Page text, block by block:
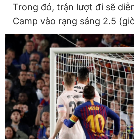
Trong đó, trận lượt đi sẽ
Camp vào rạng sáng 2.5